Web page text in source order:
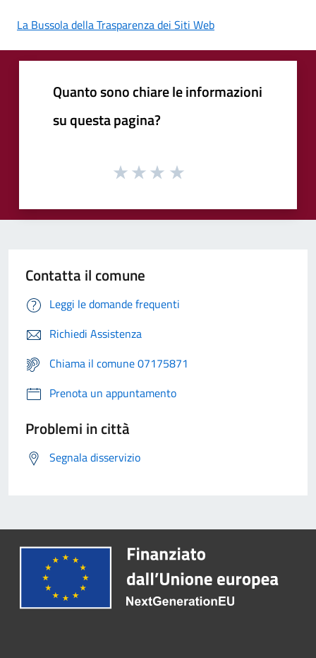
La Bussola della Trasparenza dei Siti Web
Quanto sono chiare le informazioni
su questa pagina?
Contatta il comune
Leggi le domande frequenti
Richiedi Assistenza
Chiama il comune 07175871
Prenota un appuntamento
Problemi in città
Segnala disservizio